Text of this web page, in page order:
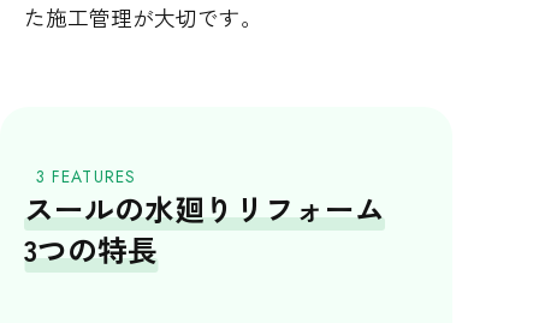
た施工管理が大切です。
3 FEATURES
スールの水廻りリフォーム
3つの特長